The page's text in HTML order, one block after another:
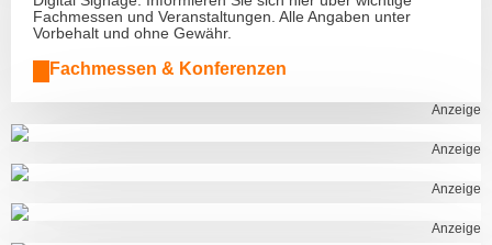
Fachmessen und Veranstaltungen. Alle Angaben unter
Vorbehalt und ohne Gewähr.
Fachmessen & Konferenzen
Anzeige
Anzeige
Anzeige
Anzeige